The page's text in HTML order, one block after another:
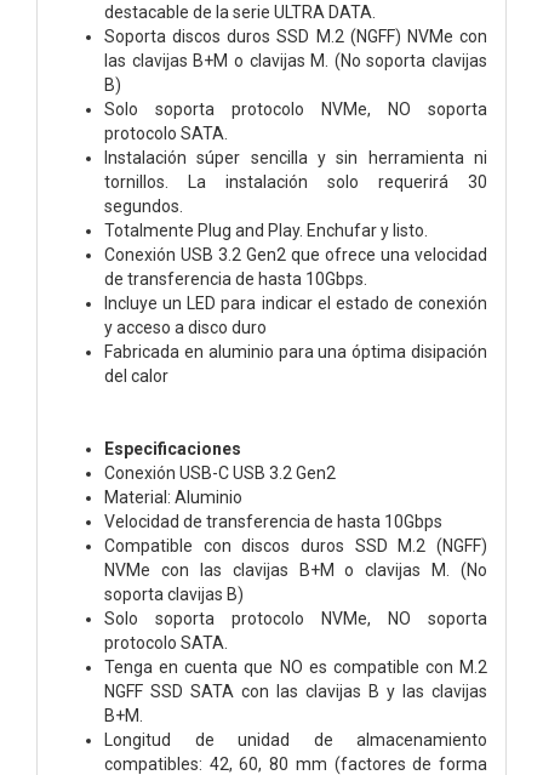
destacable de la serie ULTRA DATA.
Soporta discos duros SSD M.2 (NGFF) NVMe con
las clavijas B+M o clavijas M. (No soporta clavijas
B)
Solo soporta protocolo NVMe, NO soporta
protocolo SATA.
Instalación súper sencilla y sin herramienta ni
tornillos. La instalación solo requerirá 30
segundos.
Totalmente Plug and Play. Enchufar y listo.
Conexión USB 3.2 Gen2 que ofrece una velocidad
de transferencia de hasta 10Gbps.
Incluye un LED para indicar el estado de conexión
y acceso a disco duro
Fabricada en aluminio para una óptima disipación
del calor
Especificaciones
Conexión USB-C USB 3.2 Gen2
Material: Aluminio
Velocidad de transferencia de hasta 10Gbps
Compatible con discos duros SSD M.2 (NGFF)
NVMe con las clavijas B+M o clavijas M. (No
soporta clavijas B)
Solo soporta protocolo NVMe, NO soporta
protocolo SATA.
Tenga en cuenta que NO es compatible con M.2
NGFF SSD SATA con las clavijas B y las clavijas
B+M.
Longitud de unidad de almacenamiento
compatibles: 42, 60, 80 mm (factores de forma